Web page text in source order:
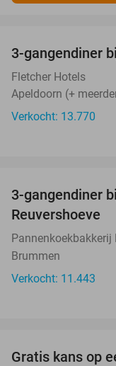
3-gangendiner
Fletcher Hotels
Apeldoorn (+
Verkocht: 13.770
3-gangendiner
Reuvershoeve
Pannenkoekbakkerij
Brummen
Verkocht: 11.443
Gratis kans op